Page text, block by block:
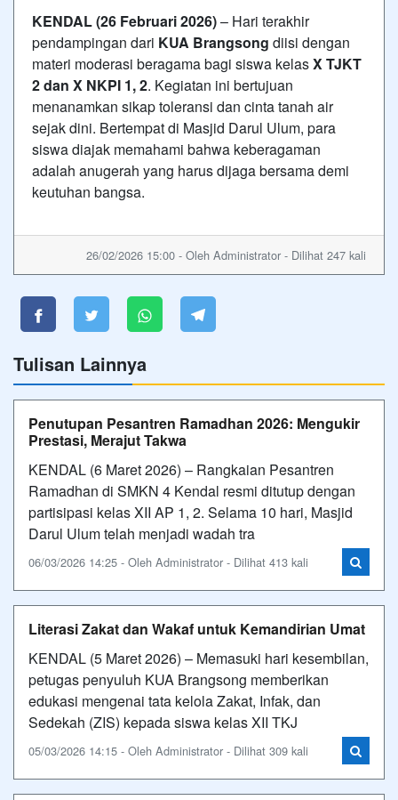
KENDAL (26 Februari 2026)– Hari terakhir
pendampingan dari KUA Brangsong diisi dengan
materi moderasi beragama bagi siswa kelasX TJKT
2 dan X NKPI 1, 2. Kegiatan ini bertujuan
menanamkan sikap toleransi dan cinta tanah air
sejak dini. Bertempat di Masjid Darul Ulum, para
siswa diajak memahami bahwa keberagaman
adalah anugerah yang harus dijaga bersama demi
keutuhan bangsa.
26/02/2026 15:00 - Oleh Administrator - Dilihat 247 kali
Tulisan Lainnya
Penutupan Pesantren Ramadhan 2026: Mengukir
Prestasi, Merajut Takwa
KENDAL (6 Maret 2026) – Rangkaian Pesantren
Ramadhan di SMKN 4 Kendal resmi ditutup dengan
partisipasi kelas XII AP 1, 2. Selama 10 hari, Masjid
Darul Ulum telah menjadi wadah tra
06/03/2026 14:25 - Oleh Administrator - Dilihat 413 kali
Literasi Zakat dan Wakaf untuk Kemandirian Umat
KENDAL (5 Maret 2026) – Memasuki hari kesembilan,
petugas penyuluh KUA Brangsong memberikan
edukasi mengenai tata kelola Zakat, Infak, dan
Sedekah (ZIS) kepada siswa kelas XII TKJ
05/03/2026 14:15 - Oleh Administrator - Dilihat 309 kali